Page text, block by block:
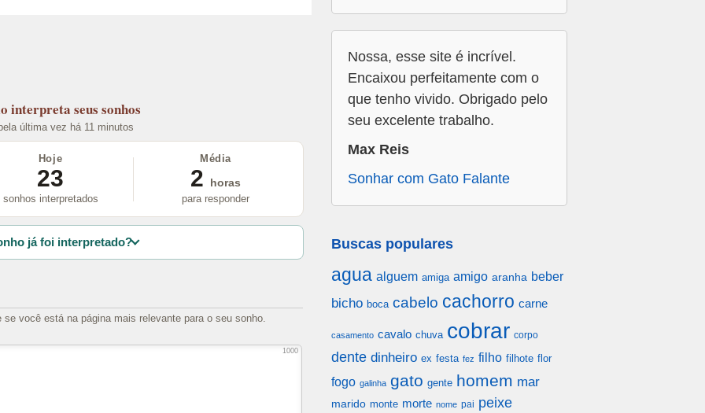
interpreta seus sonhos
última vez há 11 minutos
Hoje
23
sonhos interpretados
Média
2
horas
para responder
já foi interpretado?
você está na página mais relevante para o seu sonho.
1000
Nossa, esse site é incrível.
Encaixou perfeitamente com o
que tenho vivido. Obrigado pelo
seu excelente trabalho.
Max Reis
Sonhar com Gato Falante
Buscas populares
agua alguem amiga amigo aranha beber
bicho boca cabelo cachorro carne
casamento cavalo chuva cobrar corpo
dente dinheiro ex festa fez filho filhote flor
fogo galinha gato gente homem mar
marido monte morte nome pai peixe